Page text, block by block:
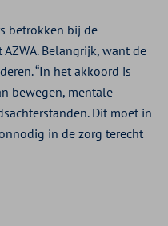
betrokken bij de
Belangrijk, want de
“In het akkoord is
bewegen, mentale
Dit moet in
in de zorg terecht